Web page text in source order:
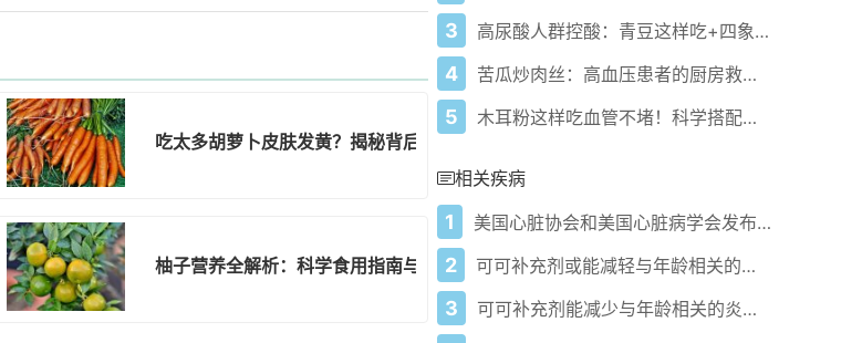
科学避坑法 吃太多胡萝卜皮肤发黄？揭秘背后科学真相
柚子营养全解析：科学食用指南与健康效益
3 高尿酸人群控酸：青豆这样吃+四象限管理
4 苦瓜炒肉丝：高血压患者的厨房救星？
5 木耳粉这样吃血管不堵！科学搭配降压降脂方案
相关疾病
1 美国心脏协会和美国心脏病学会发布新血压防治指南
2 可可补充剂或能减轻与年龄相关的炎症
3 可可补充剂能减少与年龄相关的炎症吗